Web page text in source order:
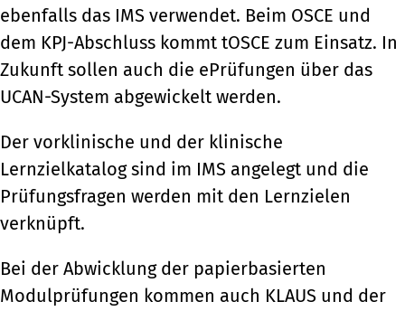
ebenfalls das IMS verwendet. Beim OSCE und
dem KPJ-Abschluss kommt tOSCE zum Einsatz. In
Zukunft sollen auch die ePrüfungen über das
UCAN-System abgewickelt werden.
Der vorklinische und der klinische
Lernzielkatalog sind im IMS angelegt und die
Prüfungsfragen werden mit den Lernzielen
verknüpft.
Bei der Abwicklung der papierbasierten
Modulprüfungen kommen auch KLAUS und der